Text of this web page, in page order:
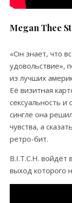
Megan Thee
«Он знает, что
удовольствие»,
из лучших
Её визитная
сексуальность и
сингле она
чувства, а
ретро-бит.
B.I.T.C.H.
выход которого